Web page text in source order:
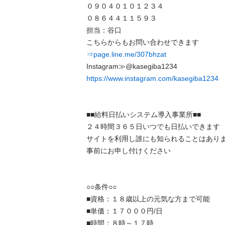
０９０４０１０１２３４
０８６４４１１５９３
担当：谷口
⇒page.line.me/307bhzat
https://www.instagram.com/kasegiba1234
■■給料日払いシステム導入事業所■■
２４時間３６５日いつでも日払いできます
サイトを利用し誰にも知られることはあり
事前にお申し付けください
○○条件○○
■資格：１８歳以上の元気な方まで可能
■単価：１７０００円/日
■時間：８時～１７時